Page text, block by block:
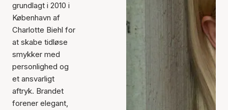
grundlagt i 2010 i
København af
Charlotte Biehl for
at skabe tidløse
smykker med
personlighed og
et ansvarligt
aftryk. Brandet
forener elegant,